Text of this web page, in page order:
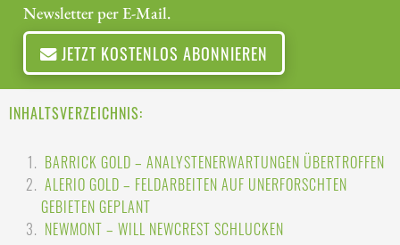
Newsletter per E-Mail.
JETZT KOSTENLOS ABONNIEREN
INHALTSVERZEICHNIS:
BARRICK GOLD – ANALYSTENERWARTUNGEN ÜBERTROFFEN
ALERIO GOLD – FELDARBEITEN AUF UNERFORSCHTEN
GEBIETEN GEPLANT
NEWMONT – WILL NEWCREST SCHLUCKEN